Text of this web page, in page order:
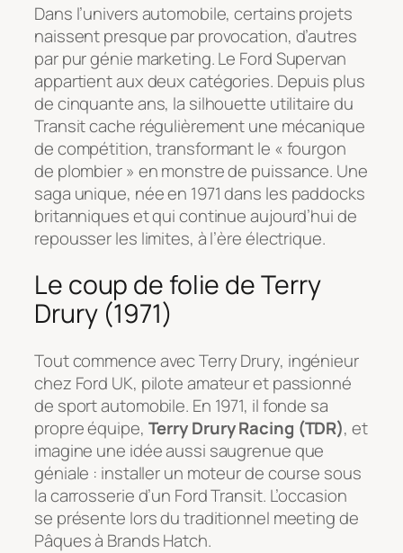
Dans l’univers automobile, certains projets
naissent presque par provocation, d’autres
par pur génie marketing. Le Ford Supervan
appartient aux deux catégories. Depuis plus
de cinquante ans, la silhouette utilitaire du
Transit cache régulièrement une mécanique
de compétition, transformant le « fourgon
de plombier » en monstre de puissance. Une
saga unique, née en 1971 dans les paddocks
britanniques et qui continue aujourd’hui de
repousser les limites, à l’ère électrique.
Le coup de folie de Terry
Drury (1971)
Tout commence avec Terry Drury, ingénieur
chez Ford UK, pilote amateur et passionné
de sport automobile. En 1971, il fonde sa
propre équipe, Terry Drury Racing (TDR), et
imagine une idée aussi saugrenue que
géniale : installer un moteur de course sous
la carrosserie d’un Ford Transit. L’occasion
se présente lors du traditionnel meeting de
Pâques à Brands Hatch.